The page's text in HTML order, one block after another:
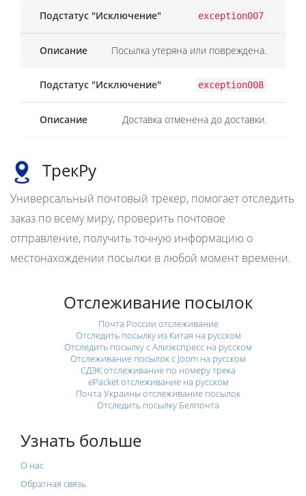
exception007
Посылка утеряна или повреждена.
exception008
Доставка отменена до доставки.
ТрекРу
Универсальный почтовый трекер, помогает отследить
заказ по всему миру, проверить почтовое
отправление, получить точную информацию о
местонахождении посылки в любой момент времени.
Отслеживание посылок
Почта России отслеживание
Отследить посылку из Китая на русском
Отследить посылку с Алиэкспресс на русском
Отслеживание посылок с Joom на русском
СДЭК отслеживание по номеру трека
ePacket отслеживание на русском
Почта Украины отслеживание посылок
Отследить посылку Белпочта
Узнать больше
О нас
Обратная связь